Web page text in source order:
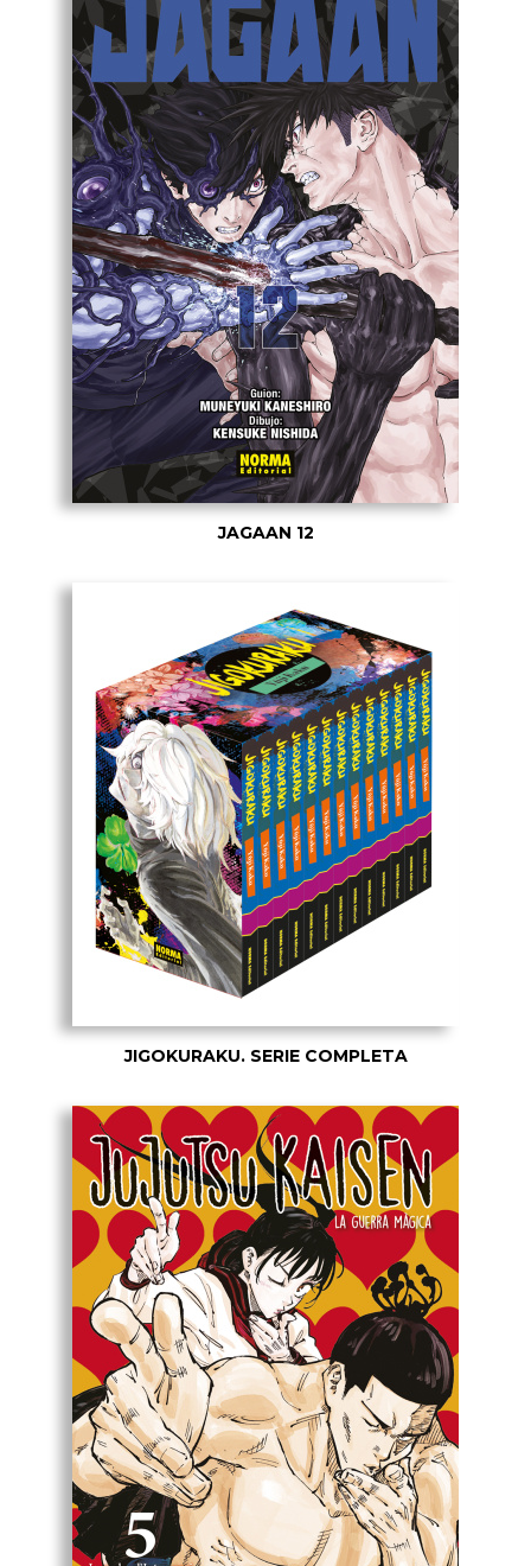
JAGAAN 12
JIGOKURAKU. SERIE COMPLETA